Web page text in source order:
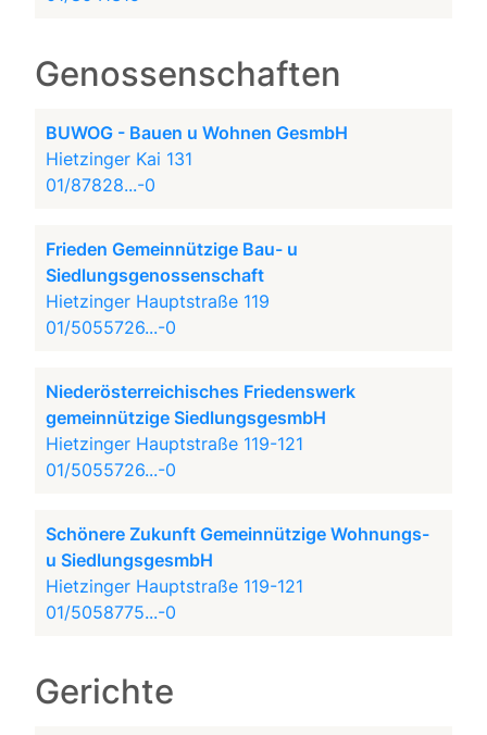
Genossenschaften
BUWOG - Bauen u Wohnen GesmbH
Hietzinger Kai 131
01/87828...-0
Frieden Gemeinnützige Bau- u
Siedlungsgenossenschaft
Hietzinger Hauptstraße 119
01/5055726...-0
Niederösterreichisches Friedenswerk
gemeinnützige SiedlungsgesmbH
Hietzinger Hauptstraße 119-121
01/5055726...-0
Schönere Zukunft Gemeinnützige Wohnungs-
u SiedlungsgesmbH
Hietzinger Hauptstraße 119-121
01/5058775...-0
Gerichte